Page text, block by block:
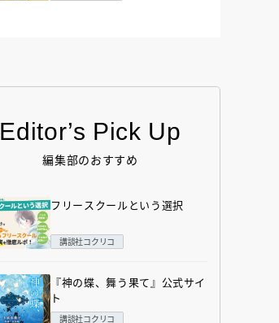
Editor’s Pick Up
編集部のおすすめ
フリースクールという選択
講談社コクリコ
『神の蝶、舞う果て』公式サイ
ト
講談社コクリコ